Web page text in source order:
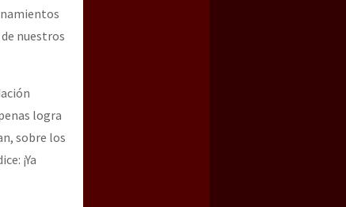
nuestros
logra
sobre los
¡Ya